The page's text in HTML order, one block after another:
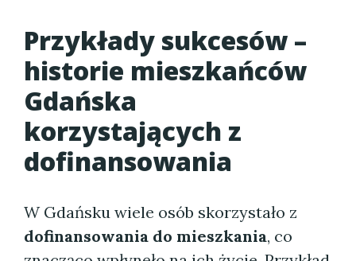
Przykłady sukcesów –
historie mieszkańców
Gdańska
korzystających z
dofinansowania
W Gdańsku wiele osób skorzystało z
dofinansowania do mieszkania, co